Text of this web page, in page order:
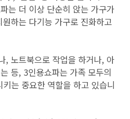
는 더 이상 단순히 앉는 가구가
하는 다기능 가구로 진화하고
, 노트북으로 작업을 하거나, 아
등, 3인용쇼파는 가족 모두의
는 중요한 역할을 하고 있습니